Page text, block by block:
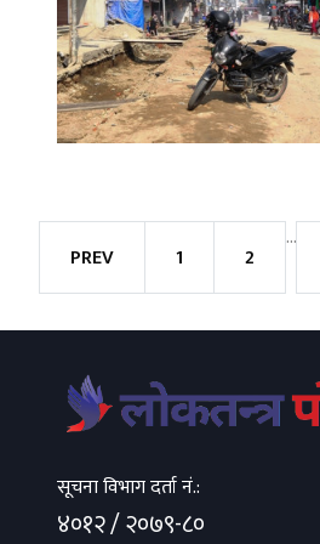
PREV 1 2
...
सूचना विभाग दर्ता नं.:
४०१२ / २०७९-८०